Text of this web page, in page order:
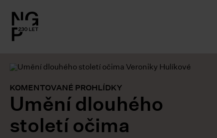
KOMENTOVANÉ PROHLÍDKY
Umění dlouhého
století očima